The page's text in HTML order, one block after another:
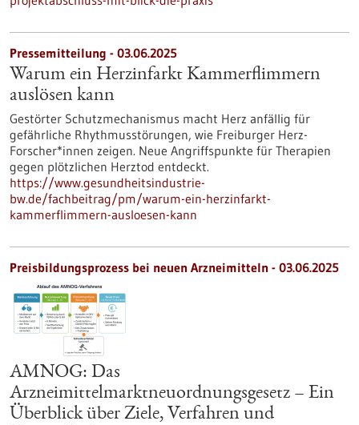
Pressemitteilung - 03.06.2025
Warum ein Herzinfarkt Kammerflimmern
auslösen kann
Gestörter Schutzmechanismus macht Herz anfällig für
gefährliche Rhythmusstörungen, wie Freiburger Herz-
Forscher*innen zeigen. Neue Angriffspunkte für Therapien
gegen plötzlichen Herztod entdeckt.
https://www.gesundheitsindustrie-
bw.de/fachbeitrag/pm/warum-ein-herzinfarkt-
kammerflimmern-ausloesen-kann
Preisbildungsprozess bei neuen Arzneimitteln - 03.06.2025
AMNOG: Das
Arzneimittelmarktneuordnungsgesetz – Ein
Überblick über Ziele, Verfahren und